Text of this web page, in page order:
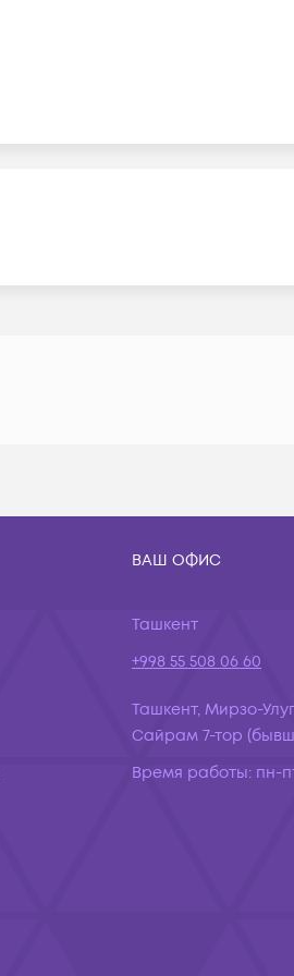
ВАШ ОФИС
Ташкент
+998 55 508 06 60
Ташкент, Мирзо-
Сайрам 7-тор
Время работы: пн-